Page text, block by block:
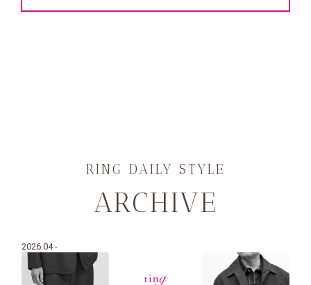
RING DAILY STYLE
ARCHIVE
2026.04 -